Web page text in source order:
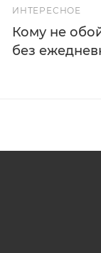
ИНТЕРЕСНОЕ
Кому не
без